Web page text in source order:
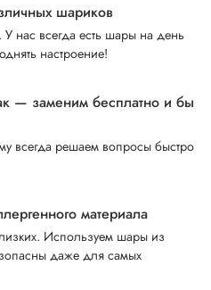
шариков
нас всегда есть шары на день
настроение!
— заменим бесплатно и бы
всегда решаем вопросы быстро
материала
Используем шары из
даже для самых